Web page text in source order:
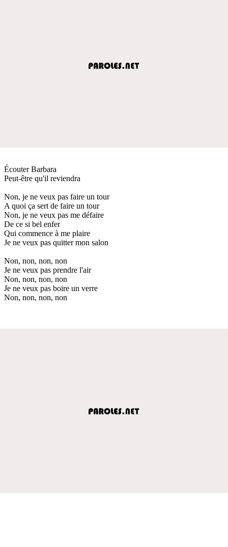
Écouter Barbara
Peut-être qu'il reviendra
Non, je ne veux pas faire un tour
A quoi ça sert de faire un tour
Non, je ne veux pas me défaire
De ce si bel enfer
Qui commence à me plaire
Je ne veux pas quitter mon salon
Non, non, non, non
Je ne veux pas prendre l'air
Non, non, non, non
Je ne veux pas boire un verre
Non, non, non, non